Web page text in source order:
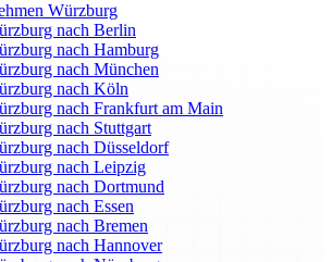
Würzburg
nach Berlin
nach Hamburg
nach München
nach Köln
nach Frankfurt am Main
nach Stuttgart
nach Düsseldorf
nach Leipzig
nach Dortmund
nach Essen
nach Bremen
nach Hannover